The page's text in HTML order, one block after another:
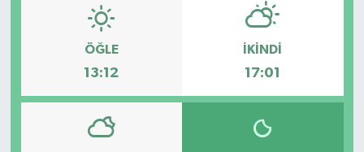
ÖĞLE
13:12
İKINDI
17:01